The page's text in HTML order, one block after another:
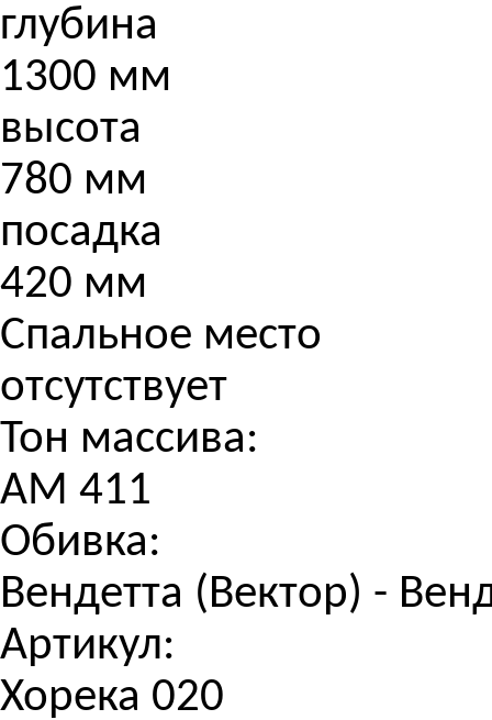
глубина
1300 мм
высота
780 мм
посадка
420 мм
Спальное место
отсутствует
Тон массива:
АМ 411
Обивка:
Вендетта (Вектор) -
Артикул:
Хорека 020